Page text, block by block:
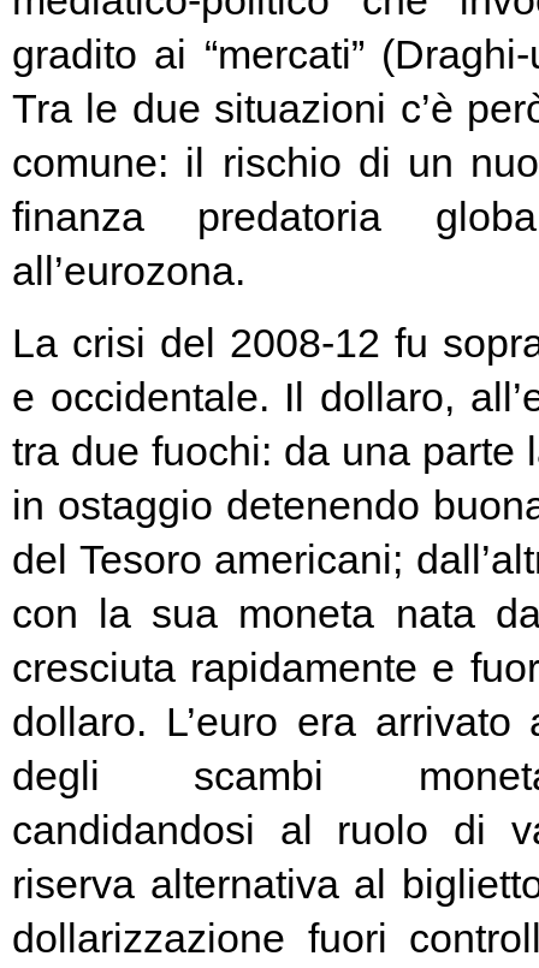
gradito ai “mercati”
Tra le due situazioni c’è
comune: il rischio di un
finanza predatoria
all’eurozona.
La crisi del 2008-12 fu
e occidentale. Il dollaro,
tra due fuochi: da una parte
in ostaggio detenendo
del Tesoro americani;
con la sua moneta nata
cresciuta rapidamente e
dollaro. L’euro era
degli scambi
candidandosi al ruolo di
riserva alternativa al
dollarizzazione fuori